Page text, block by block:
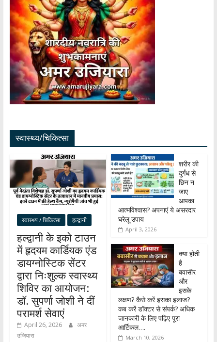
स्वास्थ्य/चिकित्सा
स्वास्थ्य / चिकित्सा हल्द्वानी
हल्द्वानी के इको टाउन
में हृदयम कार्डियक एंड
डायग्नोस्टिक सेंटर
द्वारा निःशुल्क स्वास्थ्य
शिविर का आयोजन:
डॉ. सुपर्णा जोशी ने दीं
परामर्श सेवाएं
April 26, 2026
अमर
उजियारा
शरीर की
दुर्गंध से
छिन न
जाए
आपका
आत्मविश्वास? अपनाएं ये असरदार
घरेलू उपाय
April 3, 2026
क्या होती
है
बवासीर
और
इसके
लक्षण? कैसे करें इसका इलाज?
कब करें डॉक्टर से संपर्क? अधिक
जानकारी के लिए पढ़िए पूरा
आर्टिकल….
March 10, 2026